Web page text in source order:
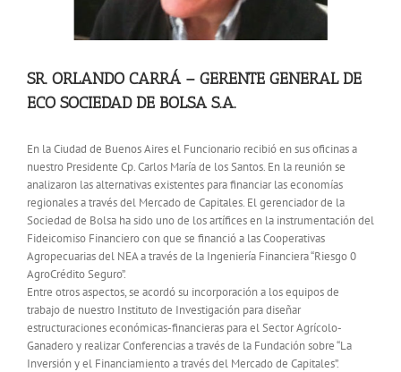
SR. ORLANDO CARRÁ – GERENTE GENERAL DE
ECO SOCIEDAD DE BOLSA S.A.
En la Ciudad de Buenos Aires el Funcionario recibió en sus oficinas a
nuestro Presidente Cp. Carlos María de los Santos. En la reunión se
analizaron las alternativas existentes para financiar las economías
regionales a través del Mercado de Capitales. El gerenciador de la
Sociedad de Bolsa ha sido uno de los artífices en la instrumentación del
Fideicomiso Financiero con que se financió a las Cooperativas
Agropecuarias del NEA a través de la Ingeniería Financiera “Riesgo 0
AgroCrédito Seguro”.
Entre otros aspectos, se acordó su incorporación a los equipos de
trabajo de nuestro Instituto de Investigación para diseñar
estructuraciones económicas-financieras para el Sector Agrícolo-
Ganadero y realizar Conferencias a través de la Fundación sobre “La
Inversión y el Financiamiento a través del Mercado de Capitales”.